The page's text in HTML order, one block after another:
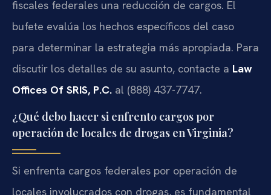
fiscales federales una reducción de cargos. El
bufete evalúa los hechos específicos del caso
para determinar la estrategia más apropiada. Para
discutir los detalles de su asunto, contacte a Law
Offices Of SRIS, P.C. al (888) 437-7747.
¿Qué debo hacer si enfrento cargos por
operación de locales de drogas en Virginia?
Si enfrenta cargos federales por operación de
locales involucrados con drogas, es fundamental